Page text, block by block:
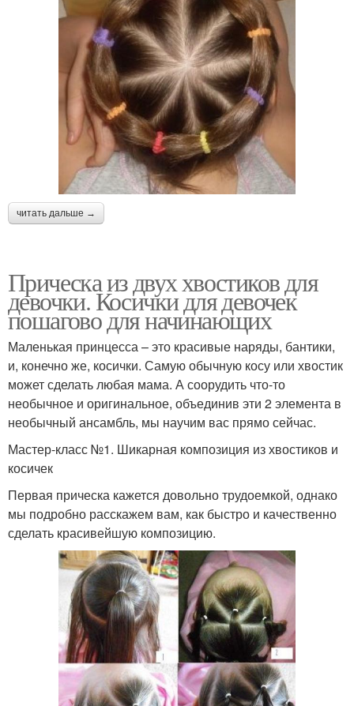
читать дальше →
Прическа из двух хвостиков для
девочки. Косички для девочек
пошагово для начинающих
Маленькая принцесса – это красивые наряды, бантики,
и, конечно же, косички. Самую обычную косу или хвостик
может сделать любая мама. А соорудить что-то
необычное и оригинальное, объединив эти 2 элемента в
необычный ансамбль, мы научим вас прямо сейчас.
Мастер-класс №1. Шикарная композиция из хвостиков и
косичек
Первая прическа кажется довольно трудоемкой, однако
мы подробно расскажем вам, как быстро и качественно
сделать красивейшую композицию.